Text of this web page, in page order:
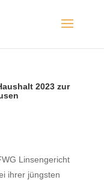
2023 zur
Linsengericht
ihrer jüngsten